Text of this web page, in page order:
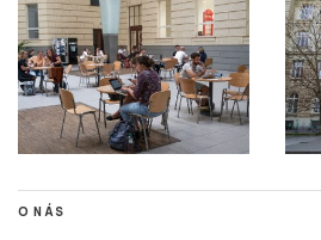
O NÁS